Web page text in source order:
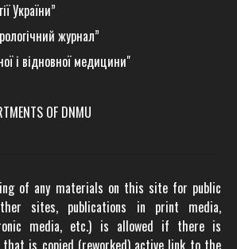
України”
журнал”
і відновної медицини"
OF DNMU
of any materials on this site for public
sites, publications in print media,
media, etc.) is allowed if there is
is copied (reworked) active link to the